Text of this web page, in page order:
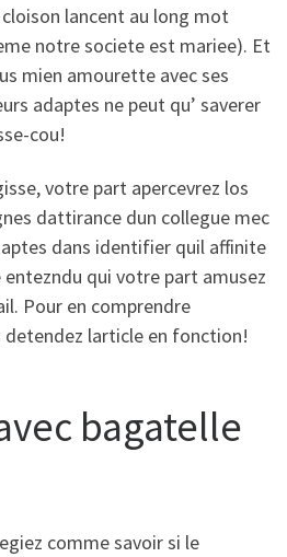
lancent au long mot
notre societe est mariee). Et
mien amourette avec ses
adaptes ne peut qu’ saverer
cou!
votre part apercevrez los
dattirance dun collegue mec
dans identifier quil affinite
entezndu qui votre part amusez
Pour en comprendre
detendez larticle en fonction!
bagatelle
comme savoir si le